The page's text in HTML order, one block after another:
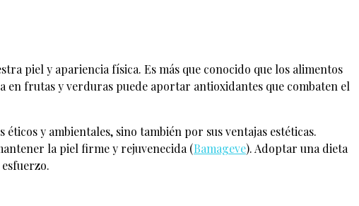
piel y apariencia física. Es más que conocido que los alimentos
frutas y verduras puede aportar antioxidantes que combaten el
y ambientales, sino también por sus ventajas estéticas.
la piel firme y rejuvenecida​ (Bamageve)​. Adoptar una dieta